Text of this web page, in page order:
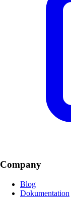
Company
Blog
Dokumentation